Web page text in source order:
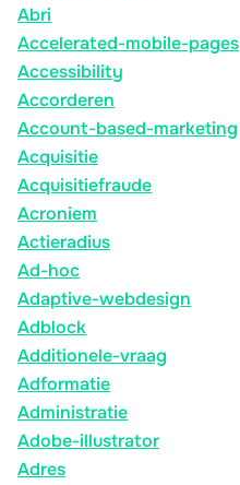
Abri
Accelerated-mobile-pages
Accessibility
Accorderen
Account-based-marketing
Acquisitie
Acquisitiefraude
Acroniem
Actieradius
Ad-hoc
Adaptive-webdesign
Adblock
Additionele-vraag
Adformatie
Administratie
Adobe-illustrator
Adres